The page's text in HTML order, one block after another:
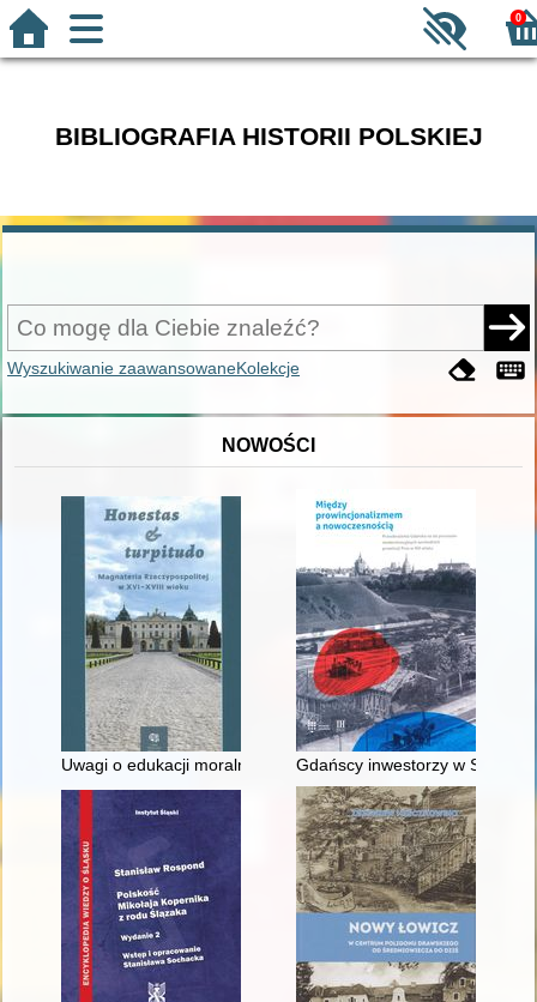
0
BIBLIOGRAFIA HISTORII POLSKIEJ
Wyszukiwanie zaawansowaneKolekcje
NOWOŚCI
Uwagi o edukacji moralnej synów szlacheckich w XVI-
Gdańscy inwestorzy w